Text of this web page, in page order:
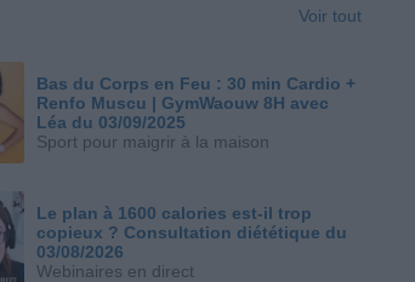
Voir tout
Bas du Corps en Feu : 30 min Cardio +
Renfo Muscu | GymWaouw 8H avec
Léa du 03/09/2025
Sport pour maigrir à la maison
Le plan à 1600 calories est-il trop
copieux ? Consultation diététique du
03/08/2026
Webinaires en direct